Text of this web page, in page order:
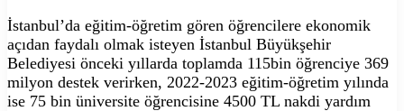
İstanbul’da eğitim-öğretim gören öğrencilere ekonomik
açıdan faydalı olmak isteyen İstanbul Büyükşehir
Belediyesi önceki yıllarda toplamda 115bin öğrenciye 369
milyon destek verirken, 2022-2023 eğitim-öğretim yılında
ise 75 bin üniversite öğrencisine 4500 TL nakdi yardım